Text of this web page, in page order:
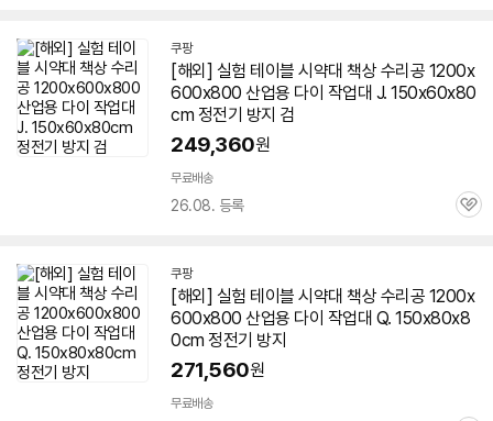
쿠팡
[해외] 실험 테이블 시약대 책상 수리공 1200x
600x800 산업용 다이 작업대 J. 150x60x80
cm 정전기 방지 검
249,360원
무료배송
26.08. 등록
관
쿠팡
[해외] 실험 테이블 시약대 책상 수리공 1200x
600x800 산업용 다이 작업대 Q. 150x80x8
0cm 정전기 방지
271,560원
무료배송